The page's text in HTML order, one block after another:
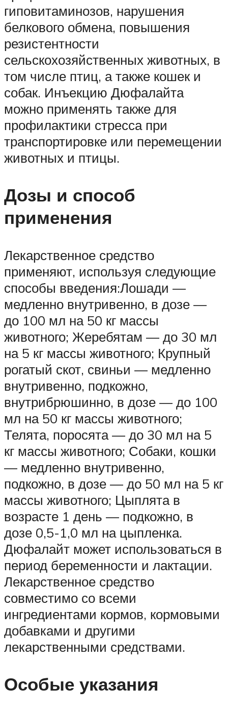
гиповитаминозов, нарушения
белкового обмена, повышения
резистентности
сельскохозяйственных животных, в
том числе птиц, а также кошек и
собак. Инъекцию Дюфалайта
можно применять также для
профилактики стресса при
транспортировке или перемещении
животных и птицы.
Дозы и способ
применения
Лекарственное средство
применяют, используя следующие
способы введения:Лошади —
медленно внутривенно, в дозе —
до 100 мл на 50 кг массы
животного; Жеребятам — до 30 мл
на 5 кг массы животного; Крупный
рогатый скот, свиньи — медленно
внутривенно, подкожно,
внутрибрюшинно, в дозе — до 100
мл на 50 кг массы животного;
Телята, поросята — до 30 мл на 5
кг массы животного; Собаки, кошки
— медленно внутривенно,
подкожно, в дозе — до 50 мл на 5 кг
массы животного; Цыплята в
возрасте 1 день — подкожно, в
дозе 0,5-1,0 мл на цыпленка.
Дюфалайт может использоваться в
период беременности и лактации.
Лекарственное средство
совместимо со всеми
ингредиентами кормов, кормовыми
добавками и другими
лекарственными средствами.
Особые указания